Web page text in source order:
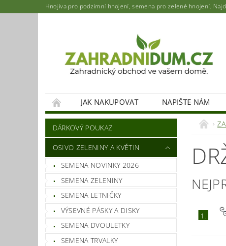
Hnojiva pro podzimní hnojení, semena pro zelené hnojení.
JAK NAKUPOVAT NAPIŠTE NÁM
DÁRKOVÝ POUKAZ
OSIVO ZELENINY A KVĚTIN
SEMENA NOVINKY 2026
SEMENA ZELENINY
SEMENA LETNIČKY
VÝSEVNÉ PÁSKY A DISKY
SEMENA DVOULETKY
SEMENA TRVALKY
1.